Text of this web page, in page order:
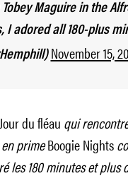
Maguire in the
I adored all 180-plus
November 15,
du fléau qui
primeBoogie Nights
les 180 minutes et plus